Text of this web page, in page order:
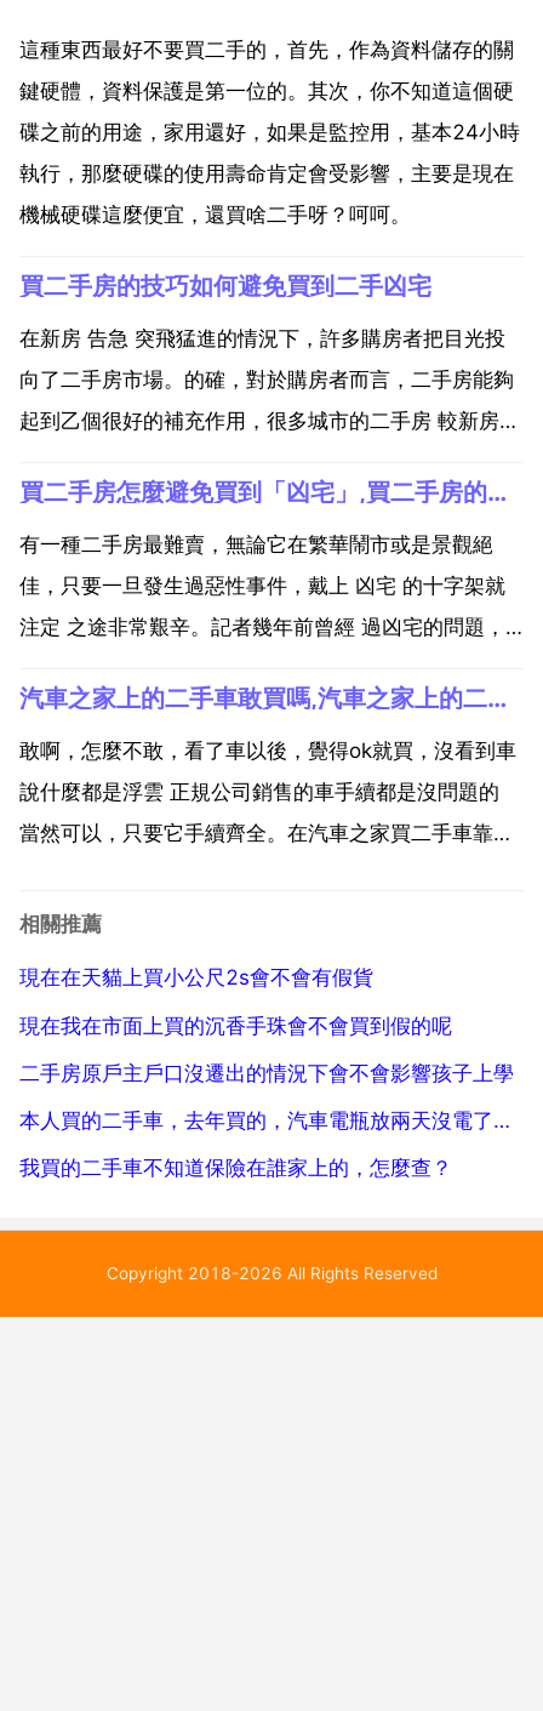
這種東西最好不要買二手的，首先，作為資料儲存的關
鍵硬體，資料保護是第一位的。其次，你不知道這個硬
碟之前的用途，家用還好，如果是監控用，基本24小時
執行，那麼硬碟的使用壽命肯定會受影響，主要是現在
機械硬碟這麼便宜，還買啥二手呀？呵呵。
買二手房的技巧如何避免買到二手凶宅
在新房 告急 突飛猛進的情況下，許多購房者把目光投
向了二手房市場。的確，對於購房者而言，二手房能夠
起到乙個很好的補充作用，很多城市的二手房 較新房而
綜合考量。不過，買二手房最怕的就是買到不吉利的凶
宅。凶宅 是指曾發生過 自殺 意外 重大傳染性疾病等非
自...
買二手房怎麼避免買到「凶宅」,買二手房的技巧如何避免買到二手凶宅？
有一種二手房最難賣，無論它在繁華鬧市或是景觀絕
佳，只要一旦發生過惡性事件，戴上 凶宅 的十字架就
注定 之途非常艱辛。記者幾年前曾經 過凶宅的問題，
發生，新聞報道巨細無遺描述過程，包括棟號和門牌號
也一併 業主攤上此事也無可奈何。凶宅 很多時候是由
租客原因...
汽車之家上的二手車敢買嗎,汽車之家上的二手車敢買嗎
敢啊，怎麼不敢，看了車以後，覺得ok就買，沒看到車
說什麼都是浮雲 正規公司銷售的車手續都是沒問題的
當然可以，只要它手續齊全。在汽車之家買二手車靠譜
去二手車市場逛逛，別著急按照自己心裡價位逐家的
相關推薦
現在在天貓上買小公尺2s會不會有假貨
現在我在市面上買的沉香手珠會不會買到假的呢
二手房原戶主戶口沒遷出的情況下會不會影響孩子上學
本人買的二手車，去年買的，汽車電瓶放兩天沒電了，每天開不耽誤
我買的二手車不知道保險在誰家上的，怎麼查？
Copyright 2018-2026 All Rights Reserved